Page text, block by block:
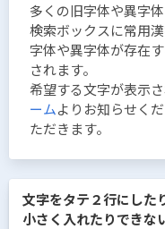
多くの旧字体や異字
検索ボックスに常用
字体や異字体が存在
されます。
希望する文字が表示さ
ームよりお知らせく
ただきます。
文字をタテ２行にした
小さく入れたりできな